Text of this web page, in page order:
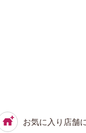
お気に入り店舗